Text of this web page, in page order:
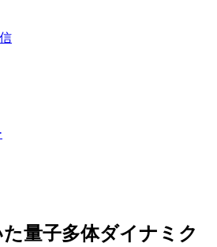
量子多体ダイナミク